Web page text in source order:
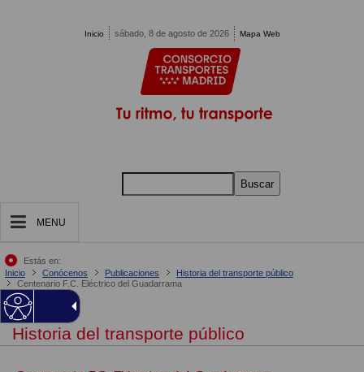
Inicio sábado, 8 de agosto de 2026 Mapa Web
Buscar
MENU
Estás en:
Inicio
Conócenos Publicaciones
Historia del transporte público
Centenario F.C. Eléctrico del Guadarrama
Historia del transporte público